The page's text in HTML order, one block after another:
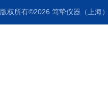
版权所有©2026 笃挚仪器（上海